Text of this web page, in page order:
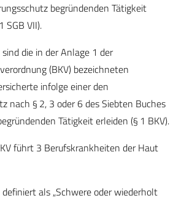
begründenden Tätigkeit
SGB VII).
die in der Anlage 1 der
(BKV) bezeichneten
infolge einer den
nach § 2, 3 oder 6 des Siebten Buches
Tätigkeit erleiden (§ 1 BKV).
führt 3 Berufskrankheiten der Haut
als „Schwere oder wiederholt